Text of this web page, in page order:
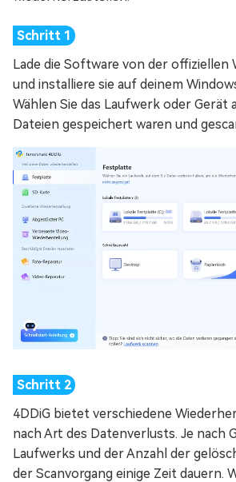
Lade die Software von der
und installiere sie auf deinem
Wählen Sie das Laufwerk oder Gerät
Dateien gespeichert waren und
4DDiG bietet verschiedene
nach Art des Datenverlusts. Je nach
Laufwerks und der Anzahl der
der Scanvorgang einige Zeit dauern.